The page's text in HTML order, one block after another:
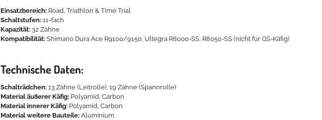
Einsatzbereich: Road, Triathlon & Time Trial
Schaltstufen: 11-fach
Kapazität: 32 Zähne
Kompatibilität: Shimano Dura Ace R9100/9150, Ultegra R8000-SS, R8050-SS (nicht für GS-Käfig)
Technische Daten:
Schalträdchen: 13 Zähne (Leitrolle), 19 Zähne (Spannrolle)
Material äußerer Käfig: Polyamid, Carbon
Material innerer Käfig: Polyamid, Carbon
Material weitere Bauteile: Aluminium